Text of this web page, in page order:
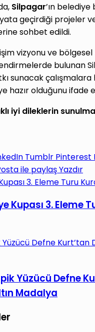
Silpagar’ın belediye
geçirdiği projeler
sohbet edildi.
vizyonu ve
bulunan
sunacak
hazır olduğunu ifade
iyi dileklerin
Tumblr Pinterest
ile paylaşYazdır
3. Eleme Turu
Kupası 3. Eleme
Defne Kurt’tan
Yüzücü Defne
Madalya